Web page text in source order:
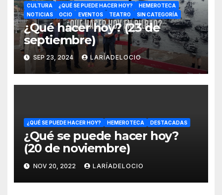
CULTURA ¿QUÉ SE PUEDE HACER HOY?
HEMEROTECA
NOTICIAS
OCIO EVENTOS TEATRO SIN CATEGORÍA
¿Qué hacer hoy? (23 de
septiembre)
SEP 23, 2024 LARÍADELOCIO
¿QUÉ SE PUEDE HACER HOY? HEMEROTECA DESTACADAS
¿Qué se puede hacer hoy?
(20 de noviembre)
NOV 20, 2022 LARÍADELOCIO